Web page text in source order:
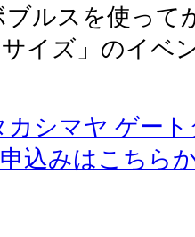
ブルスを使って
サイズ」のイ
シマヤ ゲー
込みはこちら